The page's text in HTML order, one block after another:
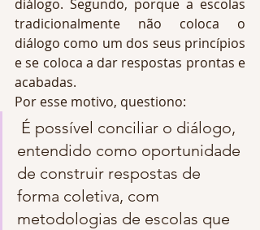
diálogo. Segundo, porque a escolas
tradicionalmente não coloca o
diálogo como um dos seus princípios
e se coloca a dar respostas prontas e
acabadas.
Por esse motivo, questiono:
entendido como oportunidade
de construir respostas de
forma coletiva, com
metodologias de escolas que